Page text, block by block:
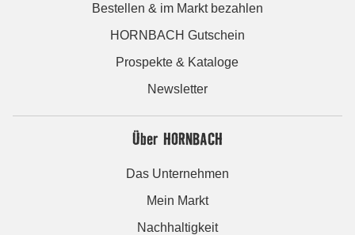
Bestellen & im Markt bezahlen
HORNBACH Gutschein
Prospekte & Kataloge
Newsletter
Über HORNBACH
Das Unternehmen
Mein Markt
Nachhaltigkeit